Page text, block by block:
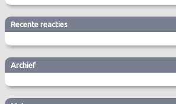
Recente reacties
Archief